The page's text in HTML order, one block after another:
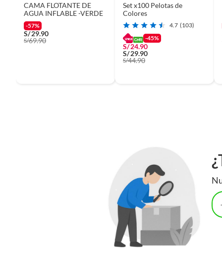
CAMA FLOTANTE DE
AGUA INFLABLE -VERDE
-57%
S/29.90
S/69.90
Set x100 Pelotas de
Colores
4.7 (103)
-45%
S/24.90
S/29.90
S/44.90